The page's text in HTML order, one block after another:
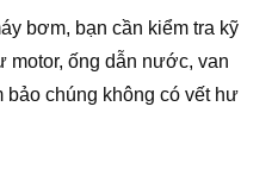
bơm, bạn cần kiểm tra kỹ
motor, ống dẫn nước, van
chúng không có vết hư